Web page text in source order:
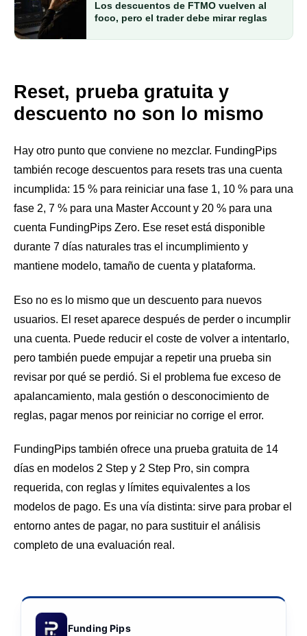
Los descuentos de FTMO vuelven al
foco, pero el trader debe mirar reglas
Reset, prueba gratuita y
descuento no son lo mismo
Hay otro punto que conviene no mezclar. FundingPips
también recoge descuentos para resets tras una cuenta
incumplida: 15 % para reiniciar una fase 1, 10 % para una
fase 2, 7 % para una Master Account y 20 % para una
cuenta FundingPips Zero. Ese reset está disponible
durante 7 días naturales tras el incumplimiento y
mantiene modelo, tamaño de cuenta y plataforma.
Eso no es lo mismo que un descuento para nuevos
usuarios. El reset aparece después de perder o incumplir
una cuenta. Puede reducir el coste de volver a intentarlo,
pero también puede empujar a repetir una prueba sin
revisar por qué se perdió. Si el problema fue exceso de
apalancamiento, mala gestión o desconocimiento de
reglas, pagar menos por reiniciar no corrige el error.
FundingPips también ofrece una prueba gratuita de 14
días en modelos 2 Step y 2 Step Pro, sin compra
requerida, con reglas y límites equivalentes a los
modelos de pago. Es una vía distinta: sirve para probar el
entorno antes de pagar, no para sustituir el análisis
completo de una evaluación real.
Funding Pips